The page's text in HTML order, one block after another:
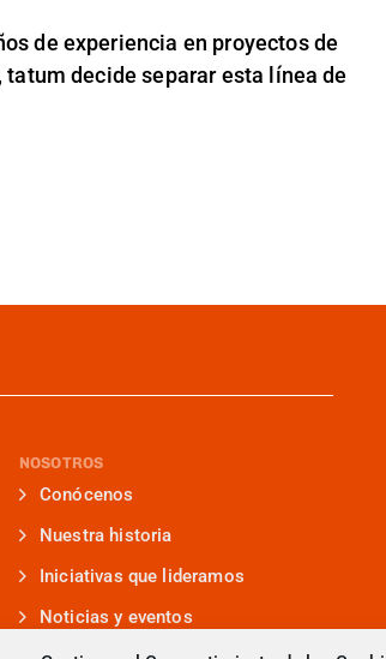
de experiencia en proyectos de
decide separar esta línea de
NOSOTROS
Conócenos
Nuestra historia
Iniciativas que lideramos
Noticias y eventos